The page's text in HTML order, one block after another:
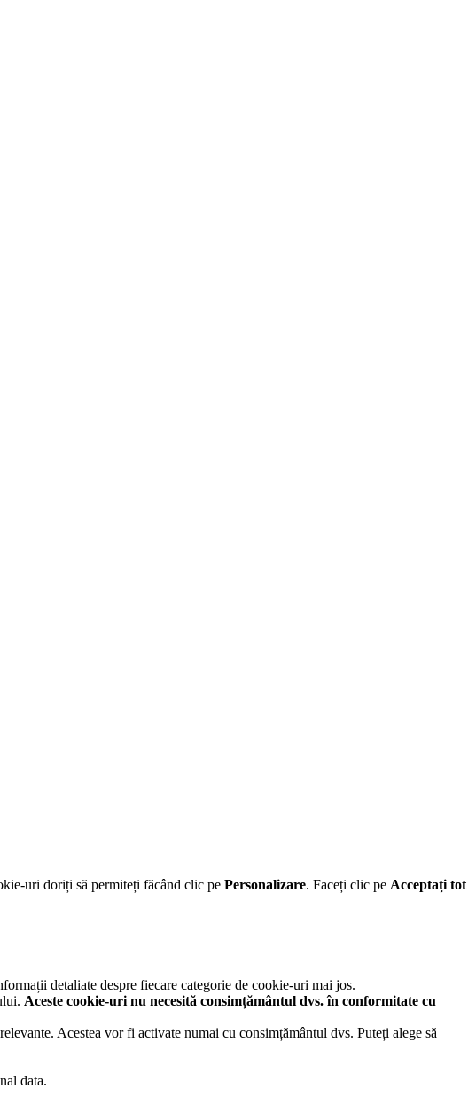
uri doriți să permiteți făcând clic pe Personalizare. Faceți clic pe Acceptați tot
detaliate despre fiecare categorie de cookie-uri mai jos.
Aceste cookie-uri nu necesită consimțământul dvs. în conformitate cu
Acestea vor fi activate numai cu consimțământul dvs. Puteți alege să
data.